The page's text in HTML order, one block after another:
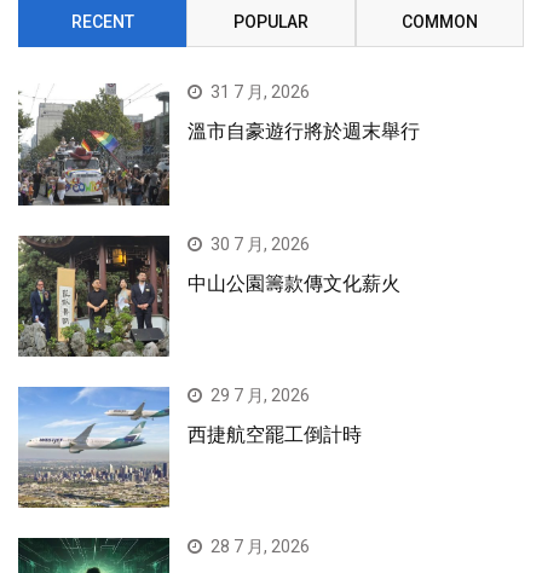
RECENT POPULAR COMMON
31 7 月, 2026
溫市自豪遊行將於週末舉行
30 7 月, 2026
中山公園籌款傳文化薪火
29 7 月, 2026
西捷航空罷工倒計時
28 7 月, 2026